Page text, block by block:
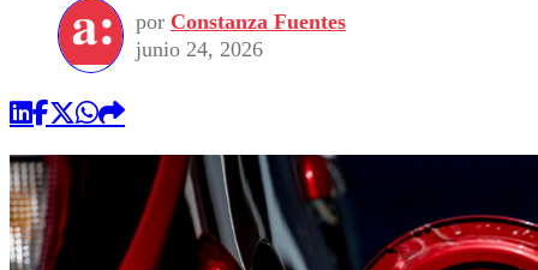
Seleccion Chilena
Torneo Internacional
Universidad de Chile
Economía
Internacional
Sustentabilidad
Publicaciones en medios
Opinión
por Constanza Fuentes
junio 24, 2026